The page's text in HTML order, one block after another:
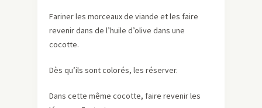
Fariner les morceaux de viande et les faire
revenir dans de l’huile d’olive dans une
cocotte.
Dès qu’ils sont colorés, les réserver.
Dans cette même cocotte, faire revenir les